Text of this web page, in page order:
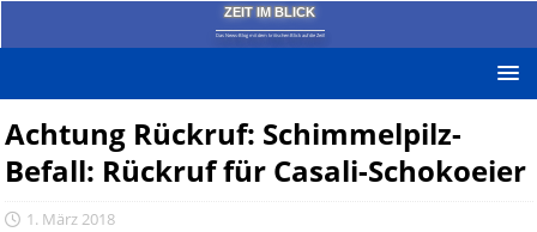
ZEIT IM BLICK
Das News-Blog mit dem kritischen Blick auf die Zeit!
Achtung Rückruf: Schimmelpilz-
Befall: Rückruf für Casali-Schokoeier
1. März 2018